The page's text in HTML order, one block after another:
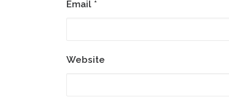
Email *
Website